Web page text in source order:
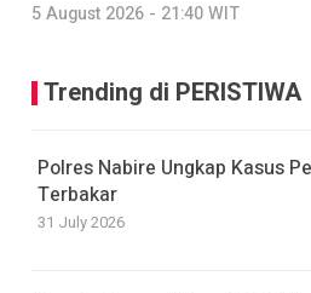
5 August 2026 - 21:40 WIT
Trending di PERISTIWA
Polres Nabire Ungkap Kasus
Terbakar
31 July 2026